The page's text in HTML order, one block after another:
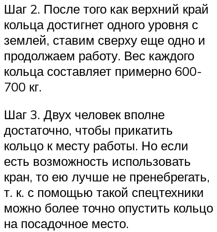
Шаг 2. После того как верхний край
кольца достигнет одного уровня с
землей, ставим сверху еще одно и
продолжаем работу. Вес каждого
кольца составляет примерно 600-
700 кг.
Шаг 3. Двух человек вполне
достаточно, чтобы прикатить
кольцо к месту работы. Но если
есть возможность использовать
кран, то ею лучше не пренебрегать,
т. к. с помощью такой спецтехники
можно более точно опустить кольцо
на посадочное место.